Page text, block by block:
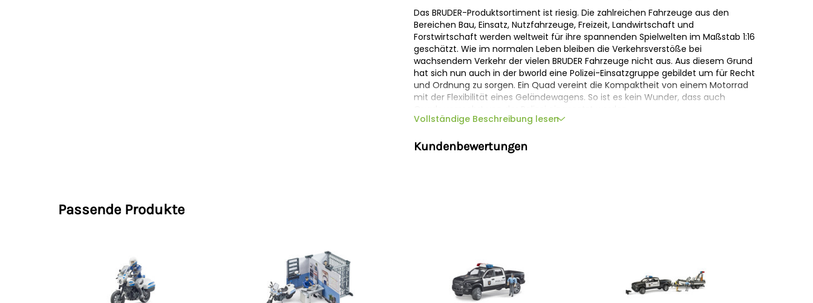
Das BRUDER-Produktsortiment ist riesig. Die zahlreichen Fahrzeuge aus den
Bereichen Bau, Einsatz, Nutzfahrzeuge, Freizeit, Landwirtschaft und
Forstwirtschaft werden weltweit für ihre spannenden Spielwelten im Maßstab 1:16
geschätzt. Wie im normalen Leben bleiben die Verkehrsverstöße bei
wachsendem Verkehr der vielen BRUDER Fahrzeuge nicht aus. Aus diesem Grund
hat sich nun auch in der bworld eine Polizei-Einsatzgruppe gebildet um für Recht
und Ordnung zu sorgen. Ein Quad vereint die Kompaktheit von einem Motorrad
mit der Flexibilität eines Geländewagens. So ist es kein Wunder, dass auch
Design, wodurch es sowohl im Dienstalltag, als auch auf anspruchsvollen
Geländestrecken bei einer Verbrecherjagt einen bleibenden Eindruck hinterlässt.
stets die Kontrolle. Der bworld Polizist ist voll ausgestattet um ihrem Einsatz
Nachdruck zu verleihen. Der Pistolengürtel mit Taschenlampe, Funkgerät sowie
Schlagstock sind wichtige Utensilien für den Einsatz.
Vollständige Beschreibung lesen
Kundenbewertungen
Passende Produkte